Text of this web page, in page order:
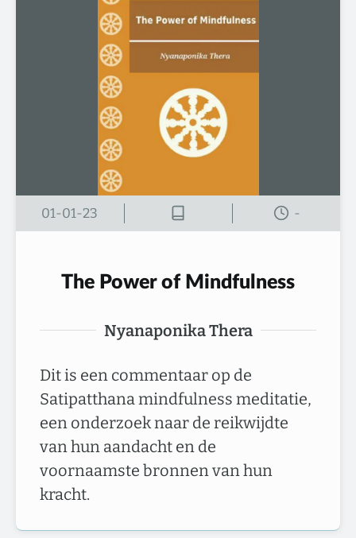
01-01-23 -
The Power of Mindfulness
Nyanaponika Thera
Dit is een commentaar op de
Satipatthana mindfulness meditatie,
een onderzoek naar de reikwijdte
van hun aandacht en de
voornaamste bronnen van hun
kracht.